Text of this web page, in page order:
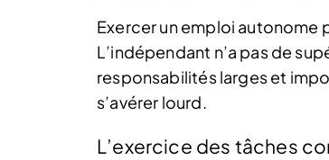
Exercer un emploi autonome
L’indépendant n’a pas de
responsabilités larges et
s’avérer lourd.
L’exercice des tâches